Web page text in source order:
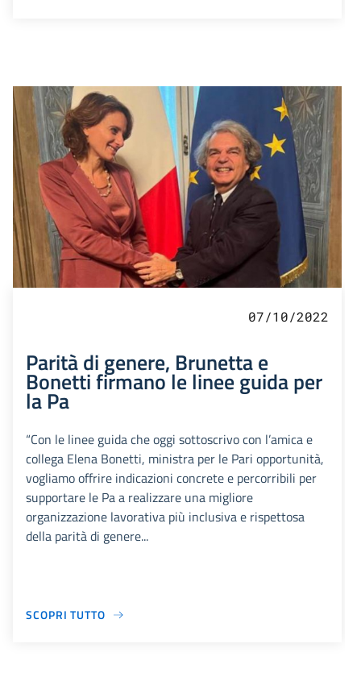
07/10/2022
Parità di genere, Brunetta e
Bonetti firmano le linee guida per
la Pa
“Con le linee guida che oggi sottoscrivo con l’amica e
collega Elena Bonetti, ministra per le Pari opportunità,
vogliamo offrire indicazioni concrete e percorribili per
supportare le Pa a realizzare una migliore
organizzazione lavorativa più inclusiva e rispettosa
della parità di genere...
SCOPRI TUTTO